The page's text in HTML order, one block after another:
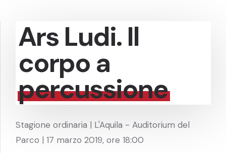
Ars Ludi. Il
corpo a
percussione
Stagione ordinaria | L'Aquila - Auditorium del
Parco | 17 marzo 2019, ore 18:00